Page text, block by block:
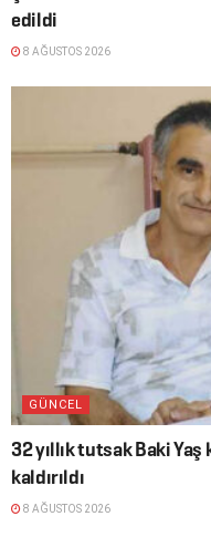
edildi
8 AĞUSTOS 2026
GÜNCEL
32 yıllık tutsak Baki
kaldırıldı
8 AĞUSTOS 2026